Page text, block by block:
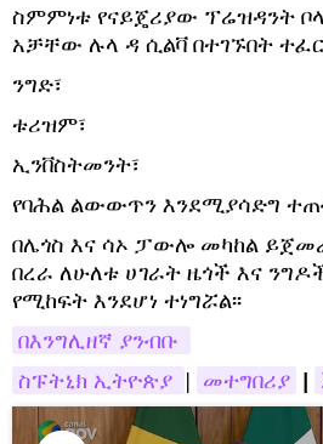
ስምምነቱ የናይጄሪያው ፕሬዝዳንት
አቻቸው ሉላ ዳ ሲልቫ በተገኙበት
ንግድ፣
ቱሪዝም፣
ኢንቨስትመንት፣
የባሕል ልውውጥን እንደሚያሳድግ
በሌጎስ እና ሳኦ ፓውሎ መካከል
በረራ ለሁለቱ ሀገራት ዜጎች እና
የሚከፍት እንደሆነ ተነግሯል፡፡
በእንግሊዘኛ ያንብቡ
ስፑትኒክ ኢትዮጵያ | መተግበሪያ |